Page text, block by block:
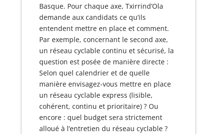
Basque. Pour chaque axe, Txirrind’Ola
demande aux candidats ce qu’ils
entendent mettre en place et comment.
Par exemple, concernant le second axe,
un réseau cyclable continu et sécurisé, la
question est posée de manière directe :
Selon quel calendrier et de quelle
manière envisagez-vous mettre en place
un réseau cyclable express (lisible,
cohérent, continu et prioritaire) ? Ou
encore : quel budget sera strictement
alloué à l’entretien du réseau cyclable ?